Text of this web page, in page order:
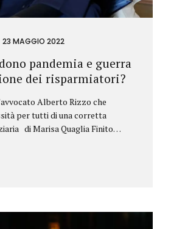
23 MAGGIO 2022
pandemia e guerra
dei risparmiatori?
Alberto Rizzo che
per tutti di una corretta
di Marisa Quaglia Finito
pandemia da Covid, possiamo
direttore generale
educazione finanziaria presieduta